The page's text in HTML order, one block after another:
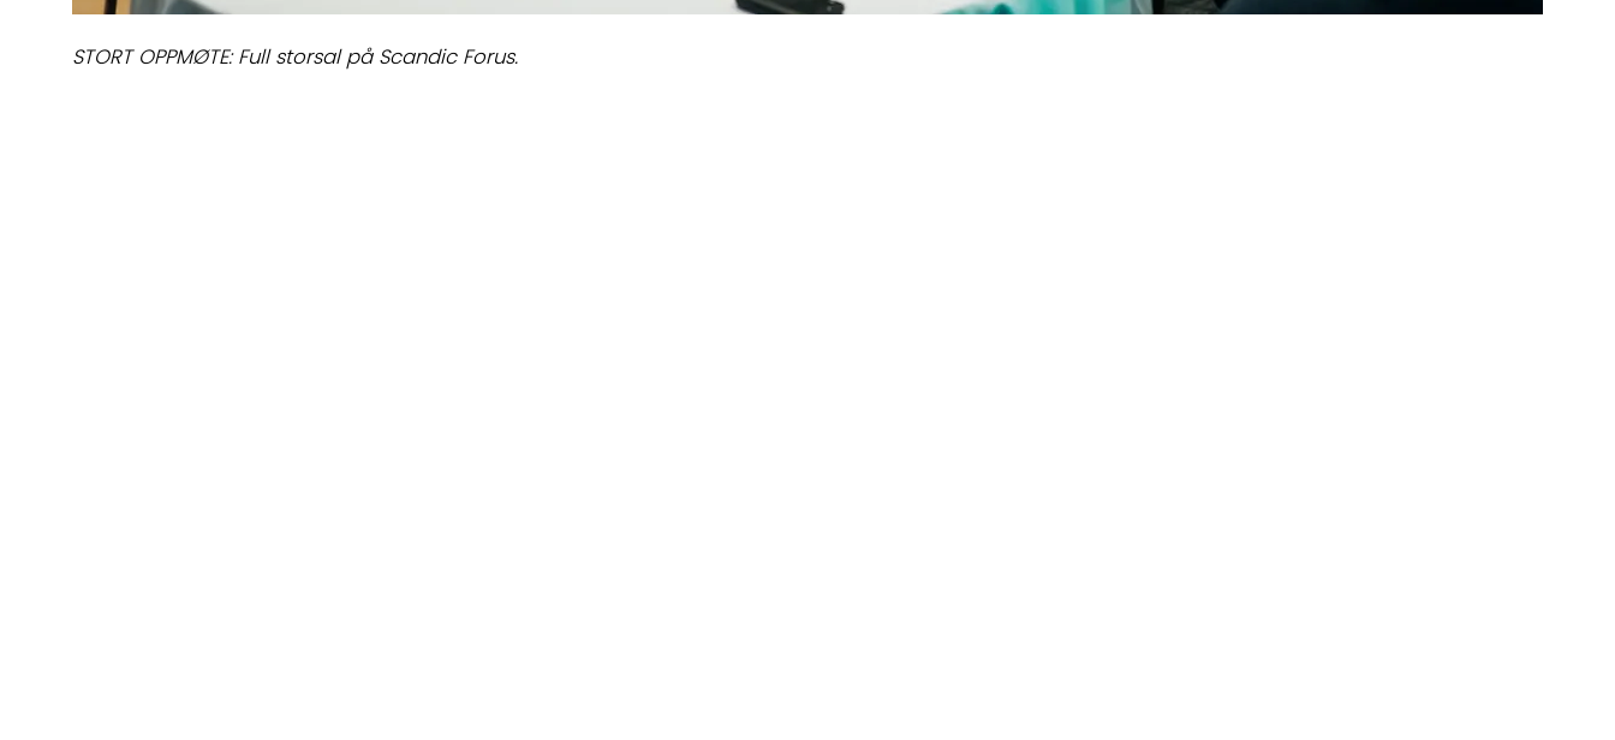
STORT OPPMØTE: Full storsal på Scandic Forus.